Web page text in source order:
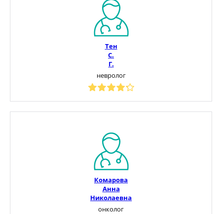
Тен
С.
Г.
невролог
Комарова
Анна
Николаевна
онколог